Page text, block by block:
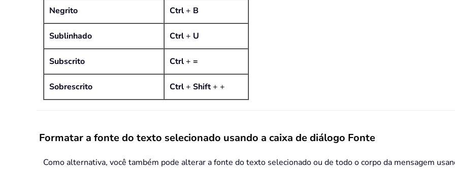
Negrito Ctrl+ B
Sublinhado Ctrl+ U
Subscrito Ctrl+ =
Sobrescrito Ctrl+ Shift+ +
Formatar a fonte do texto selecionado usando a caixa de diálogo Fonte
Como alternativa, você também pode alterar a fonte do texto selecionado ou de todo o corpo da mensagem